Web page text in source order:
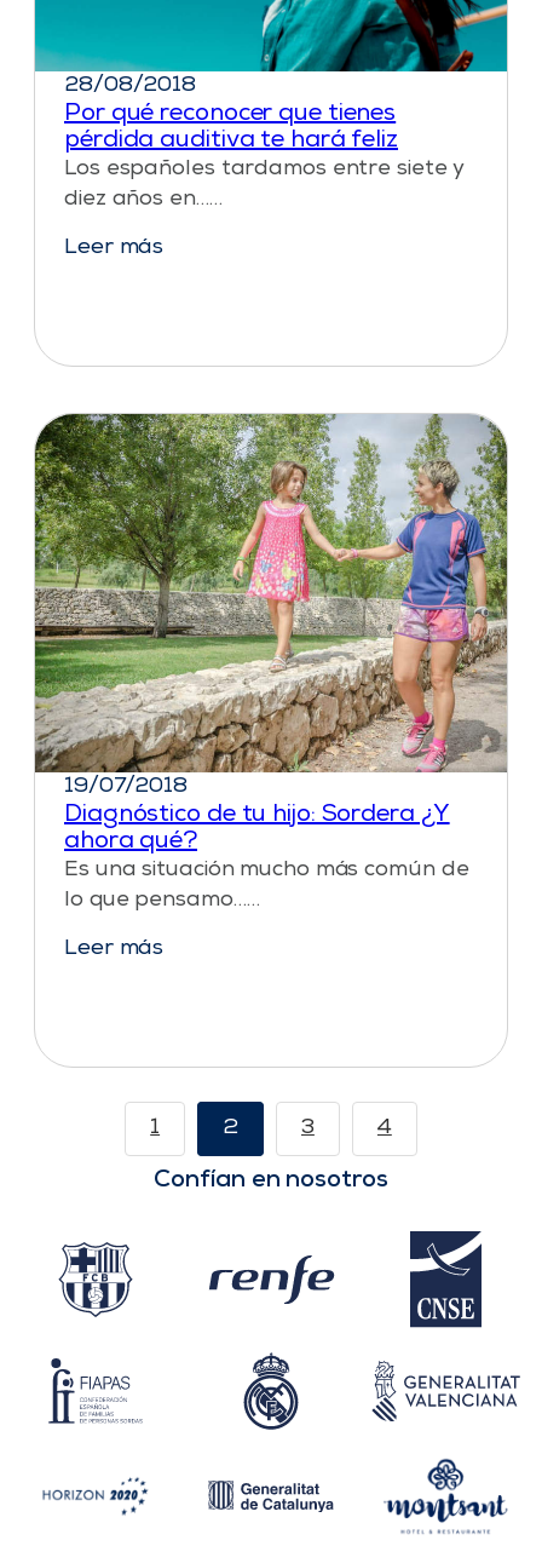
28/08/2018
Por qué reconocer que tienes
pérdida auditiva te hará feliz
Los españoles tardamos entre siete y
diez años en……
Leer más
19/07/2018
Diagnóstico de tu hijo: Sordera ¿Y
ahora qué?
Es una situación mucho más común de
lo que pensamo……
Leer más
1 2 3 4
Confían en nosotros